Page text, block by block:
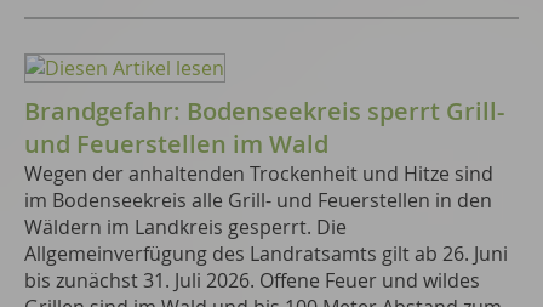
Brandgefahr: Bodenseekreis sperrt Grill-
und Feuerstellen im Wald
Wegen der anhaltenden Trockenheit und Hitze sind
im Bodenseekreis alle Grill- und Feuerstellen in den
Wäldern im Landkreis gesperrt. Die
Allgemeinverfügung des Landratsamts gilt ab 26. Juni
bis zunächst 31. Juli 2026. Offene Feuer und wildes